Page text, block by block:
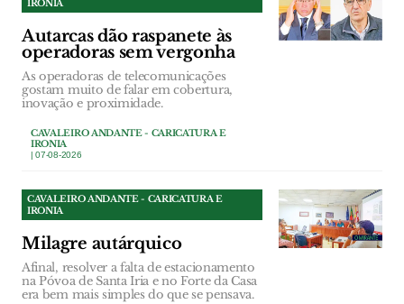
IRONIA
Autarcas dão raspanete às
operadoras sem vergonha
As operadoras de telecomunicações
gostam muito de falar em cobertura,
inovação e proximidade.
CAVALEIRO ANDANTE - CARICATURA E
IRONIA
| 07-08-2026
CAVALEIRO ANDANTE - CARICATURA E
IRONIA
Milagre autárquico
Afinal, resolver a falta de estacionamento
na Póvoa de Santa Iria e no Forte da Casa
era bem mais simples do que se pensava.